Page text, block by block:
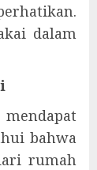
dalam
bahwa
rumah